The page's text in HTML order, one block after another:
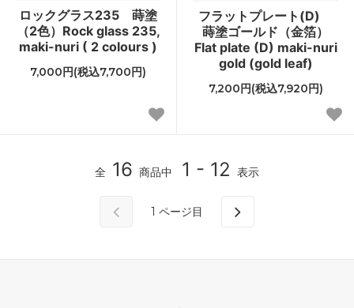
ロックグラス235 蒔塗
（2色）Rock glass 235,
maki-nuri ( 2 colours )
7,000円(税込7,700円)
フラットプレート(D)
蒔塗ゴールド（金箔）
Flat plate (D) maki-nuri
gold (gold leaf)
7,200円(税込7,920円)
全 16 商品中 1 - 12 表示
1 ページ目